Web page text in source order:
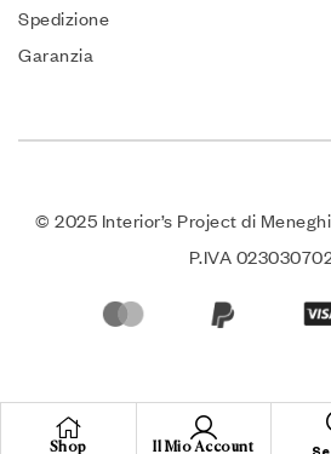
Shop Il Mio Account
Spedizione
Garanzia
© 2025 Interior’s Project di
P.IVA